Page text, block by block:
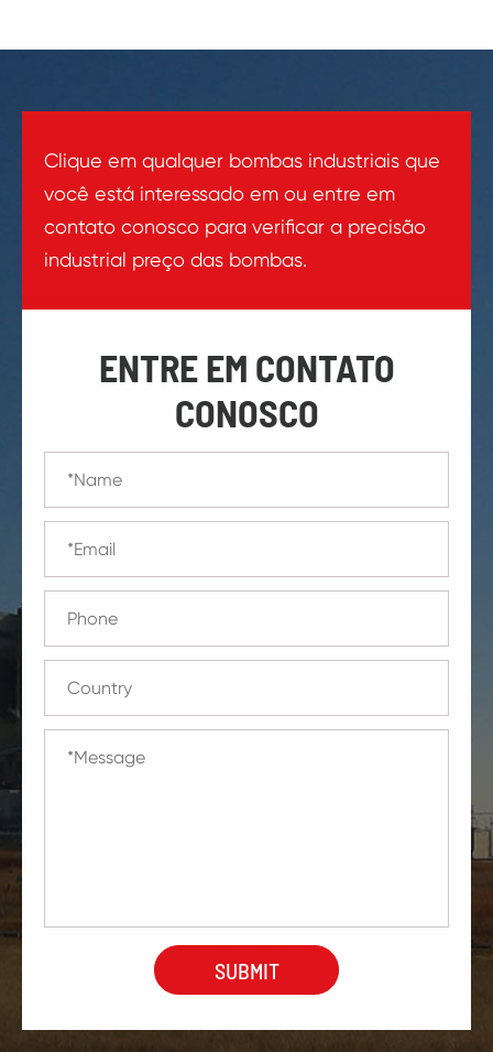
Clique em qualquer bombas industriais que
você está interessado em ou entre em
contato conosco para verificar a precisão
industrial preço das bombas.
ENTRE EM CONTATO
CONOSCO